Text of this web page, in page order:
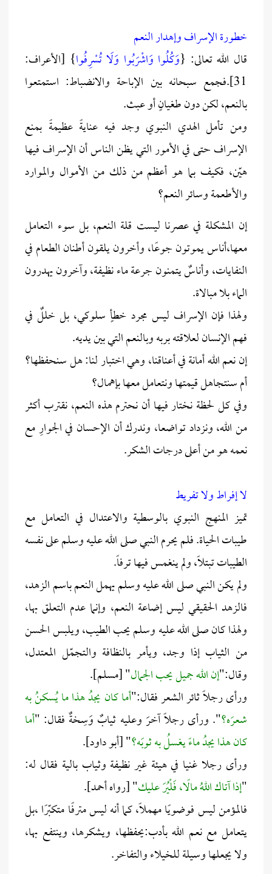
خطورة الإسراف وإهدار النعم
قال الله تعالى: {وَكُلُوا وَاشْرَبُوا وَلَا تُسْرِفُوا} [الأعراف:
31].فجمع سبحانه بين الإباحة والانضباط: استمتعوا
بالنعم، لكن دون طغيانٍ أو عبث.
ومن تأمل الهدي النبوي وجد فيه عنايةً عظيمةً بمنع
الإسراف حتى في الأمور التي يظن الناس أن الإسراف فيها
هيّن، فكيف بما هو أعظم من ذلك من الأموال والموارد
والأطعمة وسائر النعم؟
إن المشكلة في عصرنا ليست قلة النعم، بل سوء التعامل
معها،أناس يموتون جوعًا، وأخرون يلقون أطنان الطعام في
النفايات، وأناسٌ يتمنون جرعة ماء نظيفة، وآخرون يهدرون
الماء بلا مبالاة.
ولهذا فإن الإسراف ليس مجرد خطأٍ سلوكي، بل خللٌ في
فهم الإنسان لعلاقته بربه وبالنعم التي بين يديه.
إن نعم الله أمانة في أعناقنا، وهي اختبار لنا: هل سنحفظها؟
أم سنتجاهل قيمتها ونتعامل معها بإهمال؟
وفي كل لحظة نختار فيها أن نحترم هذه النعم، نقترب أكثر
من الله، ونزداد تواضعا، وندرك أن الإحسان في الجوارِ مع
نعمه هو من أعلى درجات الشكر.
لا إفراط ولا تفريط
تميز المنهج النبوي بالوسطية والاعتدال في التعامل مع
طيبات الحياة. فلم يحرم النبي صلى الله عليه وسلم على نفسه
الطيبات تبتلاً، ولم ينغمس فيها ترفاً.
ولم يكن النبي صلى الله عليه وسلم يهمل النعم باسم الزهد،
فالزهد الحقيقي ليس إضاعة النعم، وإنما عدم التعلق بها،
ولهذا كان صلى الله عليه وسلم يحب الطيب، ويلبس الحسن
من الثياب إذا وجد، ويأمر بالنظافة والتجمّل المعتدل،
وقال:"إن الله جميل يحب الجمال" [مسلم].
ورأى رجلًا ثائر الشعر فقال:"أما كان يجدُ هذا ما يُسكنُ به
شعرَه؟". ورأى رجلًا آخرَ وعليه ثيابٌ وَسِخةٌ فقال: "أما
كان هذا يجدُ ماءً يغسلُ به ثوبَه؟" [أبو داود].
ورأى رجلا غنيا في هيئة غير نظيفة وثياب بالية فقال له:
"إذا آتاك اللهُ مالًا، فَلْيُرَ عليك" [رواه أحمد].
فالمؤمن ليس فوضويًا مهملًا، كما أنه ليس مترفًا متكبّرًا ،بل
يتعامل مع نعم الله بأدب:يحفظها، ويشكرها، وينتفع بها،
ولا يجعلها وسيلة للخيلاء والتفاخر.